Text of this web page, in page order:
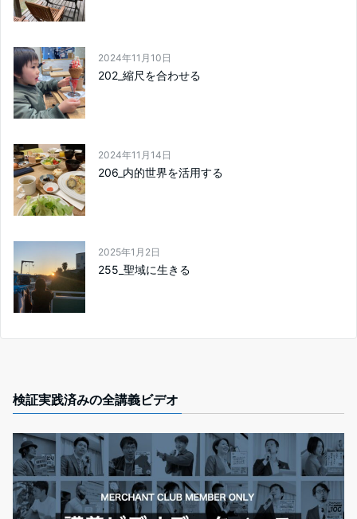
2024年11月10日
202_縮尺を合わせる
2024年11月14日
206_内的世界を活用する
2025年1月2日
255_聖域に生きる
検証実践済みの全講義ビデオ